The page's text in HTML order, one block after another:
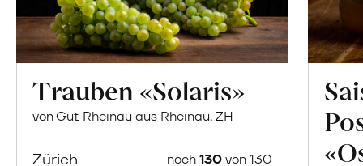
Trauben «Solaris»
von Gut Rheinau aus Rheinau, ZH
Zürich noch130von 130